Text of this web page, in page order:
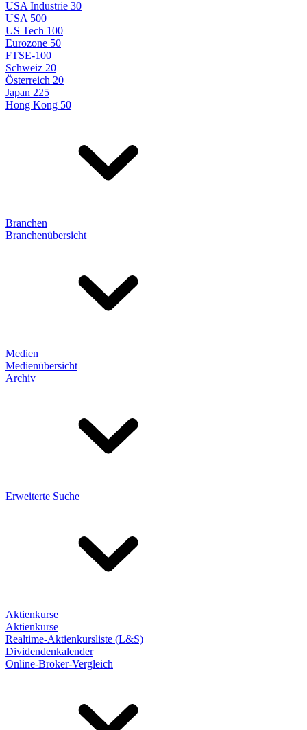
USA Industrie 30
USA 500
US Tech 100
Eurozone 50
FTSE-100
Schweiz 20
Österreich 20
Japan 225
Hong Kong 50
Branchen
Branchenübersicht
Medien
Medienübersicht
Archiv
Erweiterte Suche
Aktienkurse
Aktienkurse
Realtime-Aktienkursliste (L&S)
Dividendenkalender
Online-Broker-Vergleich